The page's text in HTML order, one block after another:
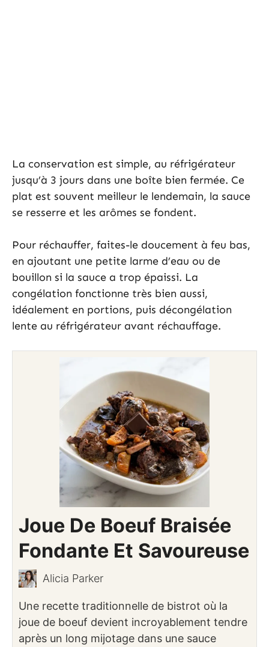
La conservation est simple, au réfrigérateur
jusqu’à 3 jours dans une boîte bien fermée. Ce
plat est souvent meilleur le lendemain, la sauce
se resserre et les arômes se fondent.
Pour réchauffer, faites-le doucement à feu bas,
en ajoutant une petite larme d’eau ou de
bouillon si la sauce a trop épaissi. La
congélation fonctionne très bien aussi,
idéalement en portions, puis décongélation
lente au réfrigérateur avant réchauffage.
Joue De Boeuf Braisée
Fondante Et Savoureuse
Alicia Parker
Une recette traditionnelle de bistrot où la
joue de boeuf devient incroyablement tendre
après un long mijotage dans une sauce